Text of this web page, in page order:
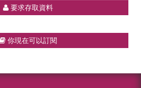
要求存取資料
你現在可以訂閱